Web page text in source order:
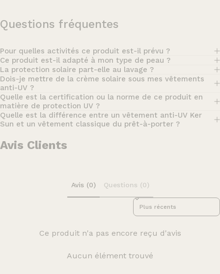
Questions fréquentes
Pour quelles activités ce produit est-il prévu ?
Ce produit est-il adapté à mon type de peau ?
La protection solaire part-elle au lavage ?
Dois-je mettre de la crème solaire sous mes vêtements
anti-UV ?
Quelle est la certification ou la norme de ce produit en
matière de protection UV ?
Quelle est la différence entre un vêtement anti-UV Ker
Sun et un vêtement classique du prêt-à-porter ?
Avis Clients
Avis (0) Questions (0)
Sort reviews by
Ce produit n'a pas encore reçu d'avis
Aucun élément trouvé